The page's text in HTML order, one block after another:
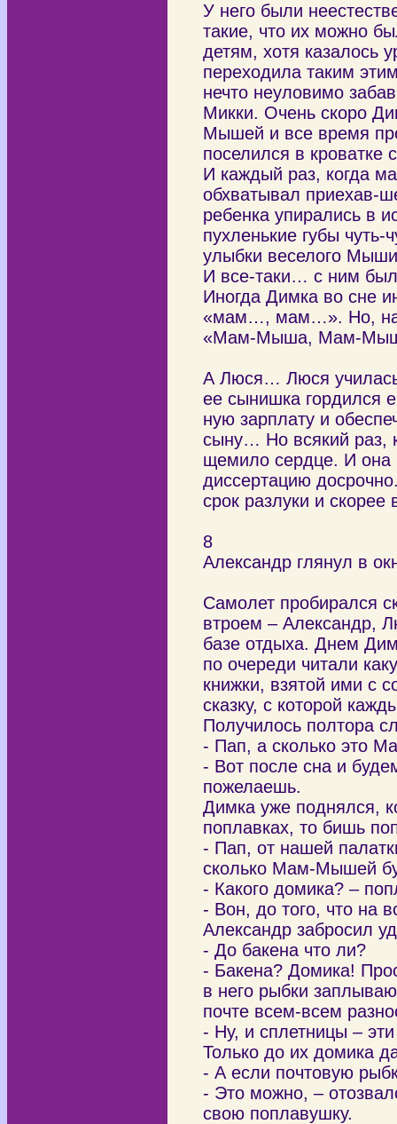
У него были
такие, что их можно
детям, хотя казалось
переходила таким
нечто неуловимо
Микки. Очень скоро
Мышей и все время
поселился в
И каждый раз, когда
обхватывал приехав-
ребенка упирались в
пухленькие губы чуть-
улыбки веселого
И все-таки… с ним
Иногда Димка во сне
«мам…, мам…». Но,
«Мам-Мыша, Мам-
А Люся… Люся
ее сынишка гордился
ную зарплату и
сыну… Но всякий раз,
щемило сердце. И она
диссертацию
срок разлуки и скорее
8
Александр глянул в
Самолет пробирался
втроем – Александр,
базе отдыха. Днем
по очереди читали
книжки, взятой ими с
сказку, с которой
Получилось полтора
- Пап, а сколько это
- Вот после сна и
пожелаешь.
Димка уже поднялся,
поплавках, то бишь
- Пап, от нашей
сколько Мам-Мышей
- Какого домика? –
- Вон, до того, что на
Александр забросил
- До бакена что ли?
- Бакена? Домика!
в него рыбки
почте всем-всем
- Ну, и сплетницы –
Только до их домика
- А если почтовую
- Это можно, –
свою поплавушку.